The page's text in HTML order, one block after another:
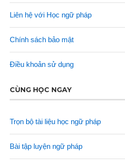
Liên hệ với Học ngữ pháp
Chính sách bảo mật
Điều khoản sử dụng
CÙNG HỌC NGAY
Trọn bộ tài liệu học ngữ pháp
Bài tập luyện ngữ pháp